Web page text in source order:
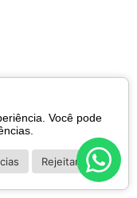
Você pode
Rejeitar